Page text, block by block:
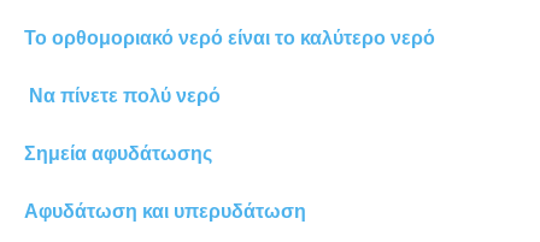
Το ορθομοριακό νερό είναι το καλύτερο νερό
Να πίνετε πολύ νερό
Σημεία αφυδάτωσης
Αφυδάτωση και υπερυδάτωση